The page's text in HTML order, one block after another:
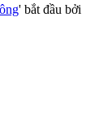
' bắt đầu bởi